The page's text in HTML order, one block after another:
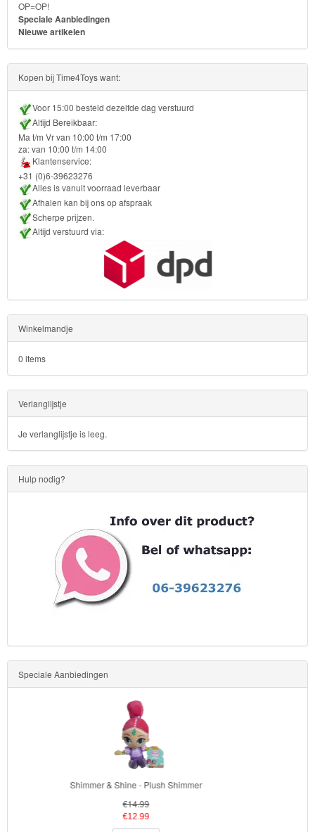
School
Strandlaken
&
Poncho
Kinderkamer
OP=OP!
OP=OP!
Speciale Aanbiedingen
Nieuwe artikelen
Kopen bij Time4Toys want:
Voor 15:00 besteld dezelfde dag verstuurd
Altijd Bereikbaar:
Ma t/m Vr van 10:00 t/m 17:00
za: van 10:00 t/m 14:00
Klantenservice:
+31 (0)6-39623276
Alles is vanuit voorraad leverbaar
Afhalen kan bij ons op afspraak
Scherpe prijzen.
Altijd verstuurd via:
Winkelmandje
0 items
Verlanglijstje
Je verlanglijstje is leeg.
Hulp nodig?
Speciale Aanbiedingen
Shimmer & Shine - Plush Shine
€16.99
€12.99